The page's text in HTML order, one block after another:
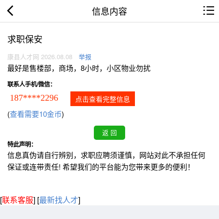
信息内容
求职保安
康县人才网 2026.08.08 举报
最好是售楼部，商场，8小时，小区物业勿扰
联系人手机/微信：
187****2296 点击查看完整信息
(查看需要10金币)
特此声明：
信息真伪请自行辨别，求职应聘须谨慎，网站对此不承担任何
保证或连带责任! 希望我们的平台能为您带来更多的便利！
[联系客服] [最新找人才]